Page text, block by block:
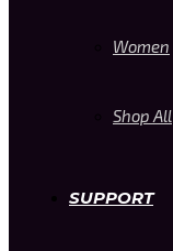
Women
Shop All
SUPPORT